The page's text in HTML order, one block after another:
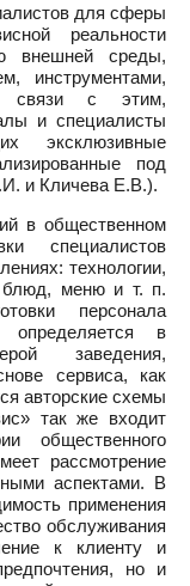
для сферы
реальности
внешней среды,
инструментами,
связи с этим,
и специалисты
эксклюзивные
под
и Кличева Е.В.).
в общественном
специалистов
технологии,
блюд, меню и т. п.
персонала
определяется в
заведения,
сервиса, как
авторские схемы
так же входит
общественного
рассмотрение
аспектами. В
применения
обслуживания
к клиенту и
но и